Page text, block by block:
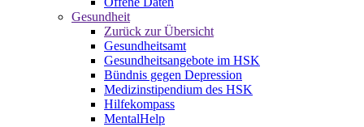
Gesundheit
Zurück zur Übersicht
Gesundheitsamt
Gesundheitsangebote im HSK
Bündnis gegen Depression
Medizinstipendium des HSK
Hilfekompass
MentalHelp